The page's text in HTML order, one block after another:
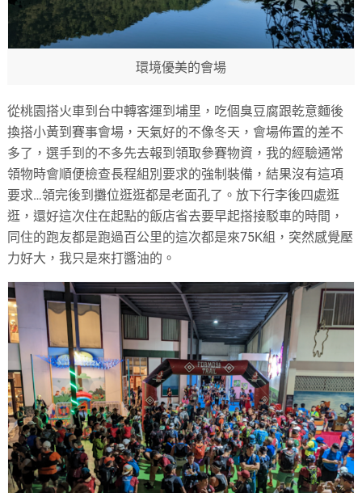
環境優美的會場
從桃園搭火車到台中轉客運到埔里，吃個臭豆腐跟乾意麵後
換搭小黃到賽事會場，天氣好的不像冬天，會場佈置的差不
多了，選手到的不多先去報到領取參賽物資，我的經驗通常
領物時會順便檢查長程組別要求的強制裝備，結果沒有這項
要求…領完後到攤位逛逛都是老面孔了。放下行李後四處逛
逛，還好這次住在起點的飯店省去要早起搭接駁車的時間，
同住的跑友都是跑過百公里的這次都是來75K組，突然感覺壓
力好大，我只是來打醬油的。